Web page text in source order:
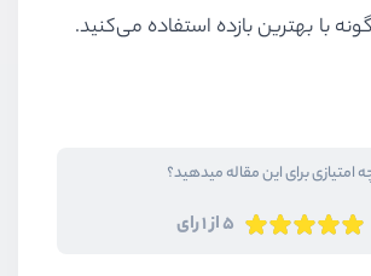
با بهترین بازده استفاده می‌کنید.
امتیازی برای این مقاله میدهید؟
5 از 1 رای